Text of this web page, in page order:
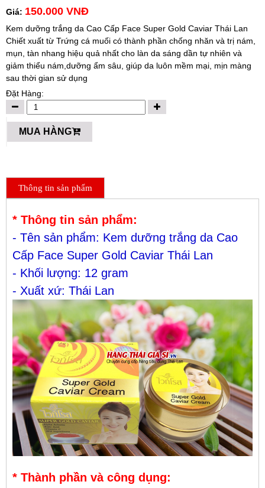
Giá: 150.000 VNĐ
Kem dưỡng trắng da Cao Cấp Face Super Gold Caviar Thái Lan
Chiết xuất từ Trứng cá muối có thành phần chống nhăn và trị nám,
mụn, tàn nhang hiệu quả nhất cho làn da sáng dần tự nhiên và
giảm thiểu nám,dưỡng ẩm sâu, giúp da luôn mềm mại, mịn màng
sau thời gian sử dụng
Đặt Hàng:
MUA HÀNG
Thông tin sản phẩm
* Thông tin sản phẩm:
- Tên sản phẩm: Kem dưỡng trắng da Cao
Cấp Face Super Gold Caviar Thái Lan
- Khối lượng: 12 gram
- Xuất xứ: Thái Lan
* Thành phần và công dụng: